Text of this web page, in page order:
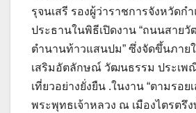
รุจนเสรี รองผู้ว่าราชการจังหวัดก
ประธานในพิธีเปิดงาน “ถนนสาย
ตำนานท้าวแสนปม” ซึ่งจัดขึ้นภาย
เสริมอัตลักษณ์ วัฒนธรรม ประเพ
เที่ยวอย่างยั่งยืน .ในงาน “ตามรอ
พระพุทธเจ้าหลวง ณ เมืองไตรตรึง